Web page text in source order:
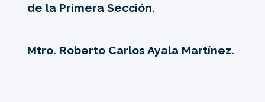
de la Primera Sección.
Mtro. Roberto Carlos Ayala Martínez.